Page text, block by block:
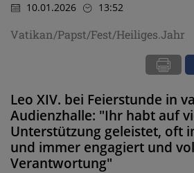
10.01.2026 13:52
Vatikan/Papst/Fest/Heiliges.Jahr
Leo XIV. bei Feierstunde in
Audienzhalle: "Ihr habt auf
Unterstützung geleistet, oft
und immer engagiert und
Verantwortung"